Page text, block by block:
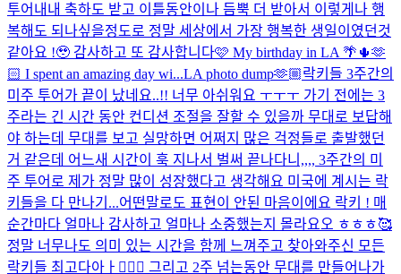
투어내내 축하도 받고 이틀동안이나 듬뿍 더 받아서 이렇게나 행
복해도 되나싶을정도로 정말 세상에서 가장 행복한 생일이였던것
같아요 !🥹 감사하고 또 감사합니다🩷 My birthday in LA 🌴🌵🫶
🏻 I spent an amazing day wi...LA photo dump🫶🏼락키들 3주간의
미주 투어가 끝이 났네요..!! 너무 아쉬워요 ㅜㅜㅜ 가기 전에는 3
주라는 긴 시간 동안 컨디션 조절을 잘할 수 있을까 무대로 보답해
야 하는데 무대를 보고 실망하면 어쩌지 많은 걱정들로 출발했던
거 같은데 어느새 시간이 훅 지나서 벌써 끝나다니,,,, 3주간의 미
주 투어로 제가 정말 많이 성장했다고 생각해요 미국에 계시는 락
키들을 다 만나기...어떤말로도 표현이 안된 마음이에요 락키 ! 매
순간마다 얼마나 감사하고 얼마나 소중했는지 몰라요오 ㅎㅎㅎ🥰
정말 너무나도 의미 있는 시간을 함께 느껴주고 찾아와주신 모든
락키들 최고다아ㅏ👍🏻✨ 그리고 2주 넘는동안 무대를 만들어나가